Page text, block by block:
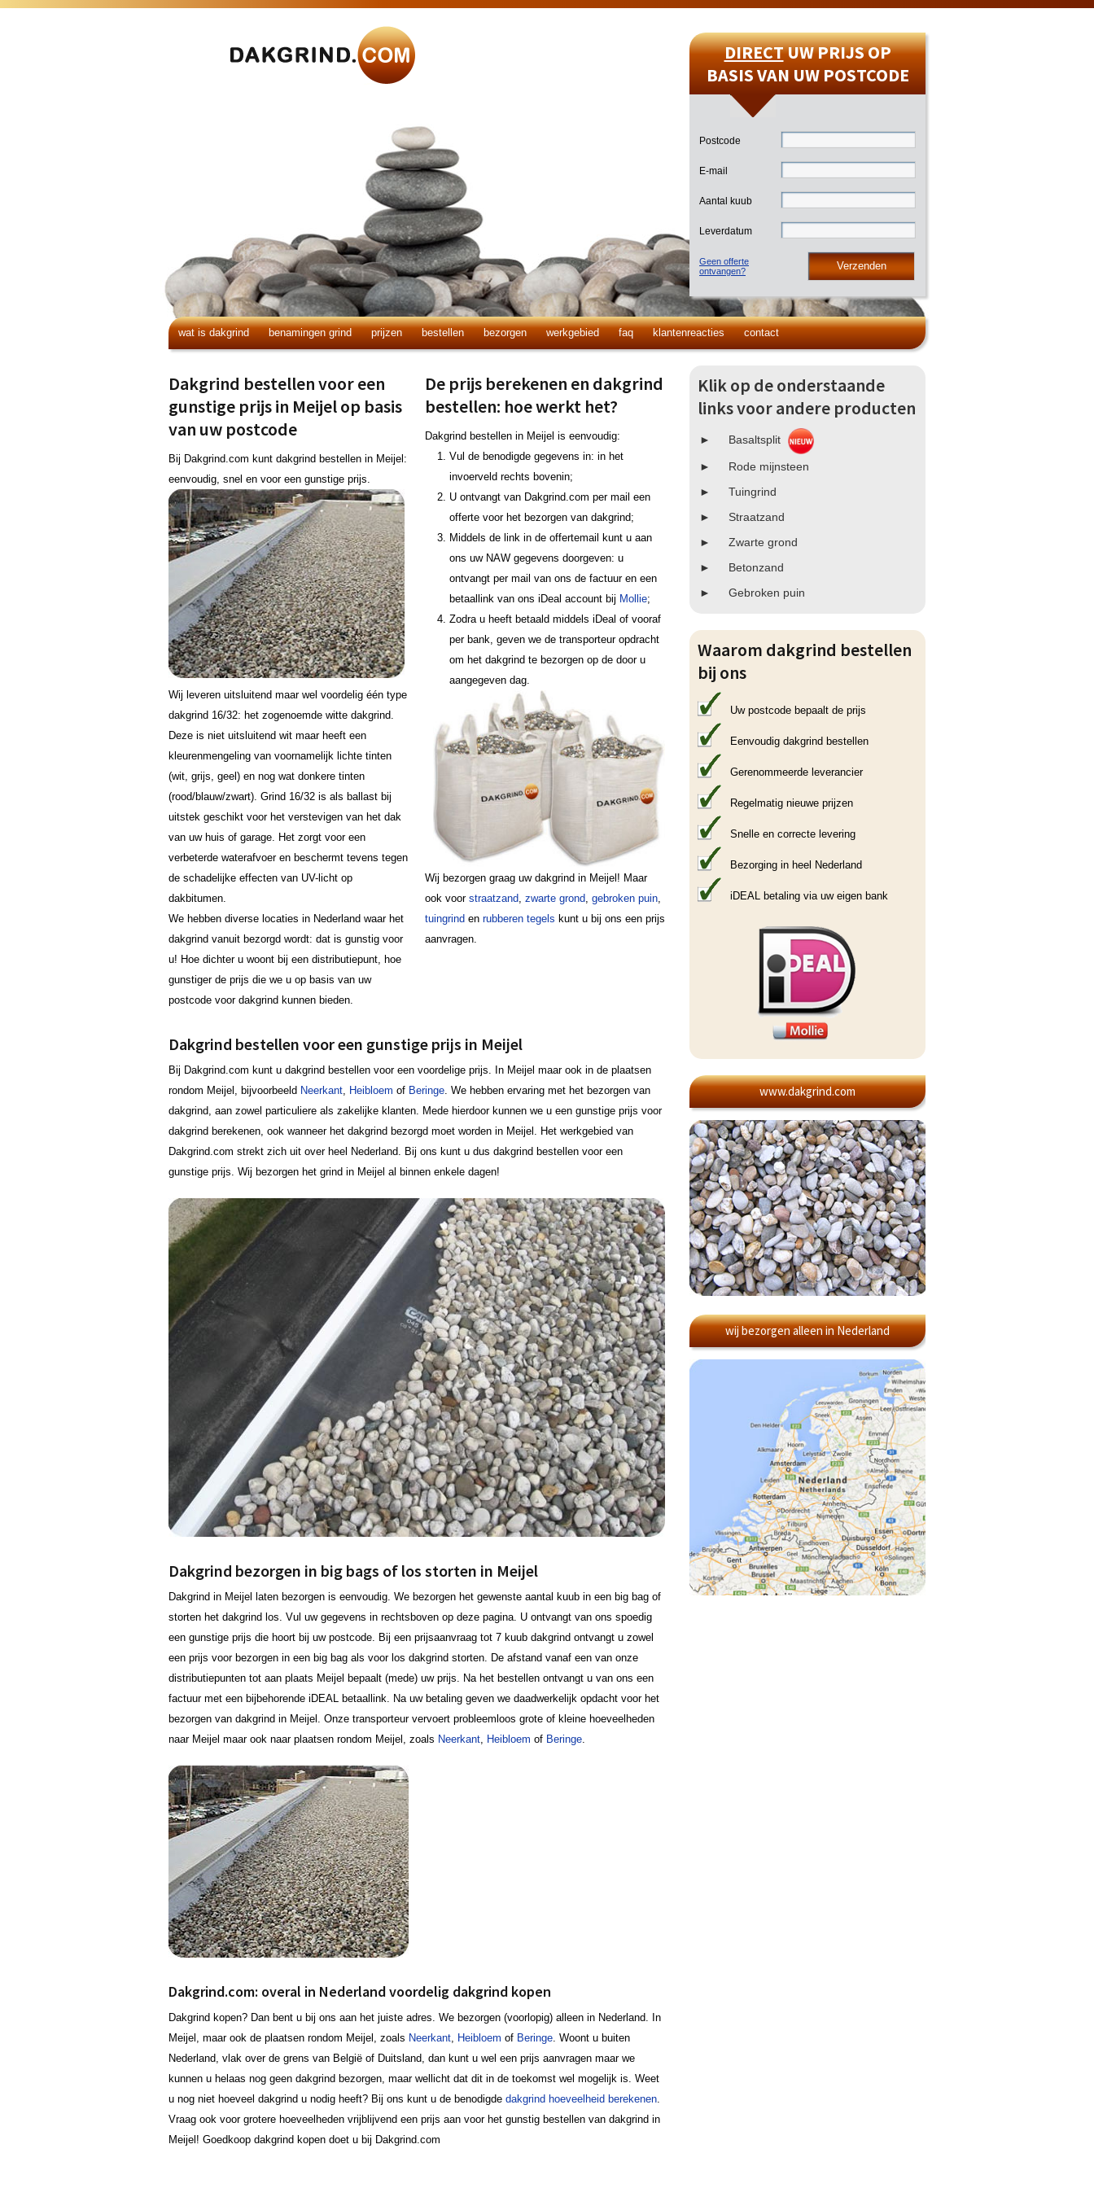
DIRECTUW PRIJS OP
BASIS VAN UW POSTCODE
Geen offerte
ontvangen?
Postcode
E-mail
Aantal kuub
Leverdatum
wat is dakgrind benamingen grind prijzen bestellen bezorgen werkgebied faq klantenreacties contact
Dakgrind bestellen voor een
gunstige prijs in Meijel op basis
van uw postcode
Bij Dakgrind.com kunt dakgrind bestellen in Meijel:
eenvoudig, snel en voor een gunstige prijs.
Wij leveren uitsluitend maar wel voordelig één type
dakgrind 16/32: het zogenoemde witte dakgrind.
Deze is niet uitsluitend wit maar heeft een
kleurenmengeling van voornamelijk lichte tinten
(wit, grijs, geel) en nog wat donkere tinten
(rood/blauw/zwart). Grind 16/32 is als ballast bij
uitstek geschikt voor het verstevigen van het dak
van uw huis of garage. Het zorgt voor een
verbeterde waterafvoer en beschermt tevens tegen
de schadelijke effecten van UV-licht op
dakbitumen.
We hebben diverse locaties in Nederland waar het
dakgrind vanuit bezorgd wordt: dat is gunstig voor
u! Hoe dichter u woont bij een distributiepunt, hoe
gunstiger de prijs die we u op basis van uw
postcode voor dakgrind kunnen bieden.
De prijs berekenen en dakgrind
bestellen: hoe werkt het?
Dakgrind bestellen in Meijel is eenvoudig:
Vul de benodigde gegevens in: in het
invoerveld rechts bovenin;
U ontvangt van Dakgrind.com per mail een
offerte voor het bezorgen van dakgrind;
Middels de link in de offertemail kunt u aan
ons uw NAW gegevens doorgeven: u
ontvangt per mail van ons de factuur en een
betaallink van ons iDeal account bij Mollie;
Zodra u heeft betaald middels iDeal of vooraf
per bank, geven we de transporteur opdracht
om het dakgrind te bezorgen op de door u
aangegeven dag.
Wij bezorgen graag uw dakgrind in Meijel! Maar
ook voor straatzand, zwarte grond, gebroken puin,
tuingrind en rubberen tegels kunt u bij ons een prijs
aanvragen.
Dakgrind bestellen voor een gunstige prijs in Meijel
Bij Dakgrind.com kunt u dakgrind bestellen voor een voordelige prijs. In Meijel maar ook in de plaatsen
rondom Meijel, bijvoorbeeld Neerkant, Heibloem of Beringe. We hebben ervaring met het bezorgen van
dakgrind, aan zowel particuliere als zakelijke klanten. Mede hierdoor kunnen we u een gunstige prijs voor
dakgrind berekenen, ook wanneer het dakgrind bezorgd moet worden in Meijel. Het werkgebied van
Dakgrind.com strekt zich uit over heel Nederland. Bij ons kunt u dus dakgrind bestellen voor een
gunstige prijs. Wij bezorgen het grind in Meijel al binnen enkele dagen!
Dakgrind bezorgen in big bags of los storten in Meijel
Dakgrind in Meijel laten bezorgen is eenvoudig. We bezorgen het gewenste aantal kuub in een big bag of
storten het dakgrind los. Vul uw gegevens in rechtsboven op deze pagina. U ontvangt van ons spoedig
een gunstige prijs die hoort bij uw postcode. Bij een prijsaanvraag tot 7 kuub dakgrind ontvangt u zowel
een prijs voor bezorgen in een big bag als voor los dakgrind storten. De afstand vanaf een van onze
distributiepunten tot aan plaats Meijel bepaalt (mede) uw prijs. Na het bestellen ontvangt u van ons een
factuur met een bijbehorende iDEAL betaallink. Na uw betaling geven we daadwerkelijk opdacht voor het
bezorgen van dakgrind in Meijel. Onze transporteur vervoert probleemloos grote of kleine hoeveelheden
naar Meijel maar ook naar plaatsen rondom Meijel, zoals Neerkant, Heibloem of Beringe.
Dakgrind.com: overal in Nederland voordelig dakgrind kopen
Dakgrind kopen? Dan bent u bij ons aan het juiste adres. We bezorgen (voorlopig) alleen in Nederland. In
Meijel, maar ook de plaatsen rondom Meijel, zoals Neerkant, Heibloem of Beringe. Woont u buiten
Nederland, vlak over de grens van België of Duitsland, dan kunt u wel een prijs aanvragen maar we
kunnen u helaas nog geen dakgrind bezorgen, maar wellicht dat dit in de toekomst wel mogelijk is. Weet
u nog niet hoeveel dakgrind u nodig heeft? Bij ons kunt u de benodigde dakgrind hoeveelheid berekenen.
Vraag ook voor grotere hoeveelheden vrijblijvend een prijs aan voor het gunstig bestellen van dakgrind in
Meijel! Goedkoop dakgrind kopen doet u bij Dakgrind.com
Klik op de onderstaande
links voor andere producten
Basaltsplit
Rode mijnsteen
Tuingrind
Straatzand
Zwarte grond
Betonzand
Gebroken puin
Waarom dakgrind bestellen
bij ons
Uw postcode bepaalt de prijs
Eenvoudig dakgrind bestellen
Gerenommeerde leverancier
Regelmatig nieuwe prijzen
Snelle en correcte levering
Bezorging in heel Nederland
iDEAL betaling via uw eigen bank
www.dakgrind.com
wij bezorgen alleen in Nederland